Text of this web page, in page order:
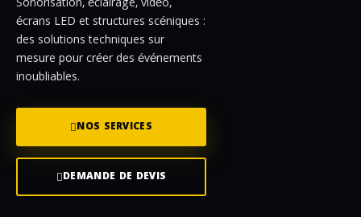
Sonorisation, éclairage, vidéo,
écrans LED et structures scéniques :
des solutions techniques sur
mesure pour créer des événements
inoubliables.
NOS SERVICES
DEMANDE DE DEVIS